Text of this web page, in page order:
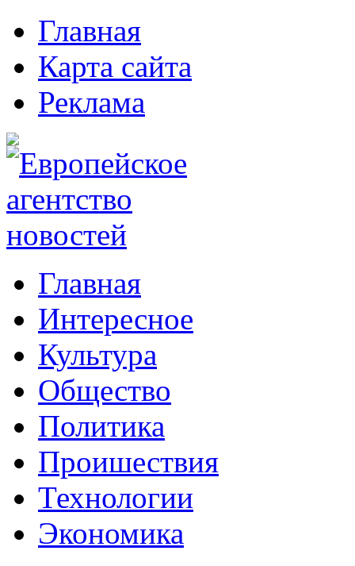
Главная
Карта сайта
Реклама
Главная
Интересное
Культура
Общество
Политика
Проишествия
Технологии
Экономика